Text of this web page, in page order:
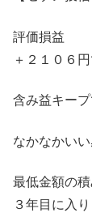
評価損益
＋２１０６円
含み益キープ
なかなかいい
最低金額の
３年目に入